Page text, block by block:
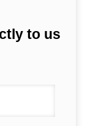
to us